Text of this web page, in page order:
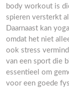
body workout is
spieren versterkt
Daarnaast kan
omdat het niet
ook stress
van een sport die
essentieel om
voor een goede